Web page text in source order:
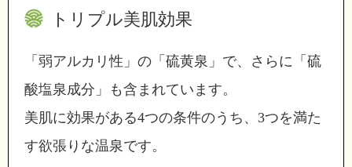
トリプル美肌効果
「弱アルカリ性」の「硫黄泉」で、さらに「硫
酸塩泉成分」も含まれています。
美肌に効果がある4つの条件のうち、3つを満た
す欲張りな温泉です。